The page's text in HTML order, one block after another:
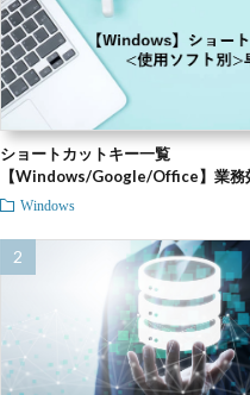
ショートカットキー一覧
【Windows/Google/Office】業務
Windows